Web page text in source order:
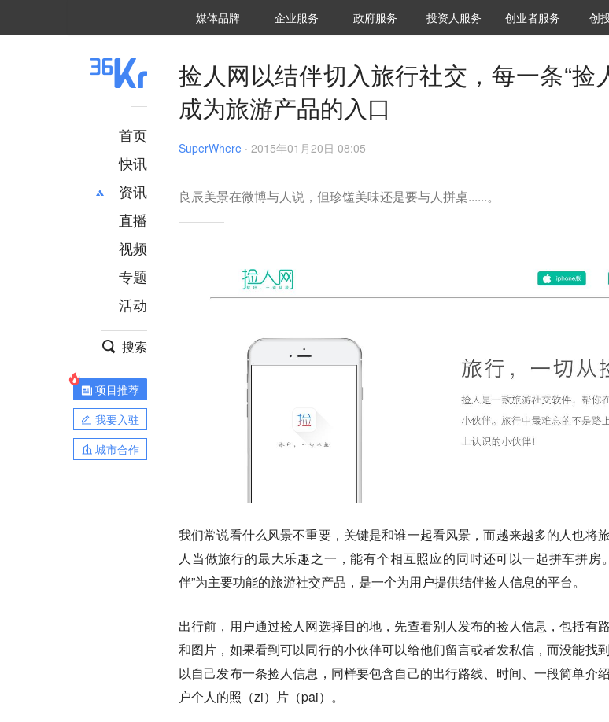
媒体品牌 36Kr研究院
企业服务 城市之窗
政府服务 VClub投资机构库
投资机构职位推介
投资人服务 创投氪堂
创业者服务 创
首页
快讯
资讯
推荐
财经
项目推荐
安徽
直播
视频
专题
活动
搜索
项目推荐
我要入驻
城市合作
捡人网以结伴切入旅行社交，每一条“捡
成为旅游产品的入口
SuperWhere · 2015年01月20日 08:05
良辰美景在微博与人说，但珍馐美味还是要与人拼桌......。
我们常说看什么风景不重要，关键是和谁一起看风景，而越来越多的人也将
人当做旅行的最大乐趣之一，能有个相互照应的同时还可以一起拼车拼房
伴”为主要功能的旅游社交产品，是一个为用户提供结伴捡人信息的平台。
出行前，用户通过捡人网选择目的地，先查看别人发布的捡人信息，包括有
和图片，如果看到可以同行的小伙伴可以给他们留言或者发私信，而没能找
以自己发布一条捡人信息，同样要包含自己的出行路线、时间、一段简单介
户个人的照（zi）片（pai）。